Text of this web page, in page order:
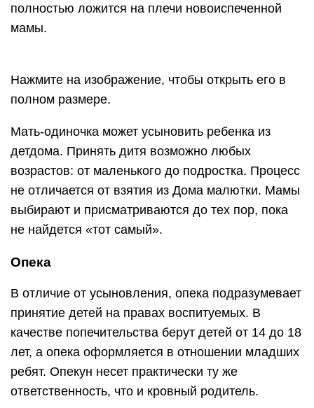
полностью ложится на плечи новоиспеченной
мамы.
Нажмите на изображение, чтобы открыть его в
полном размере.
Мать-одиночка может усыновить ребенка из
детдома. Принять дитя возможно любых
возрастов: от маленького до подростка. Процесс
не отличается от взятия из Дома малютки. Мамы
выбирают и присматриваются до тех пор, пока
не найдется «тот самый».
Опека
В отличие от усыновления, опека подразумевает
принятие детей на правах воспитуемых. В
качестве попечительства берут детей от 14 до 18
лет, а опека оформляется в отношении младших
ребят. Опекун несет практически ту же
ответственность, что и кровный родитель.